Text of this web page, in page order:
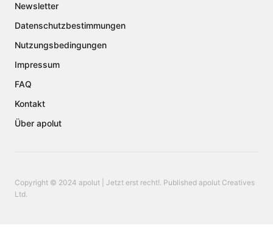
Newsletter
Datenschutzbestimmungen
Nutzungsbedingungen
Impressum
FAQ
Kontakt
Über apolut
Copyright © 2024 apolut | Jetzt erst recht!. Published apolut Creatives
Ltd.